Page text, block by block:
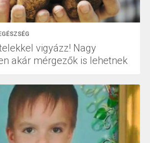
vigyázz! Nagy
akár mérgezők is lehetnek